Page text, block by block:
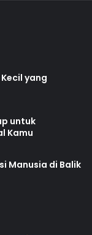
yang
untuk
Kamu
Manusia di Balik